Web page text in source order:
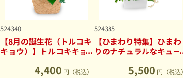
524340
【8月の誕生花（トルコキ
キョウ）】トルコキキョ
4,400 円（税込）
524385
【ひまわり特集】ひまわ
りのナチュラルなキュー
5,500 円（税込）